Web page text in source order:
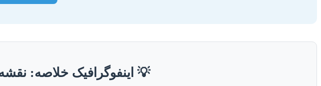
💡 اینفوگرافیک خلاصه: